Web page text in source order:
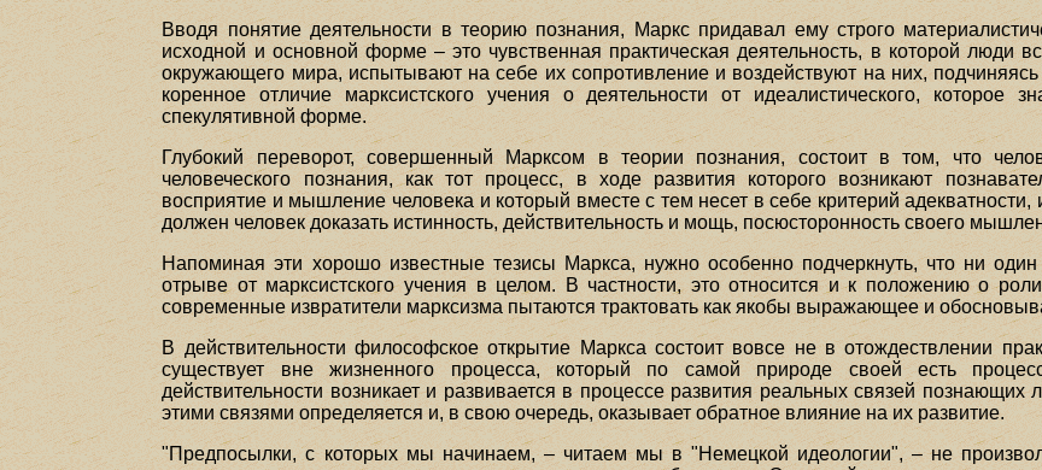
Вводя понятие деятельности в теорию познания, Маркс придавал ему строго
исходной и основной форме – это чувственная практическая деятельность, в которой люди
окружающего мира, испытывают на себе их сопротивление и воздействуют на них,
коренное отличие марксистского учения о деятельности от идеалистического, которое
спекулятивной форме.
Глубокий переворот, совершенный Марксом в теории познания, состоит в том, что
человеческого познания, как тот процесс, в ходе развития которого возникают
восприятие и мышление человека и который вместе с тем несет в себе критерий адекватности,
должен человек доказать истинность, действительность и мощь, посюсторонность своего
Напоминая эти хорошо известные тезисы Маркса, нужно особенно подчеркнуть, что ни
отрыве от марксистского учения в целом. В частности, это относится и к положению о
современные извратители марксизма пытаются трактовать как якобы выражающее и
В действительности философское открытие Маркса состоит вовсе не в отождествлении
существует вне жизненного процесса, который по самой природе своей есть
действительности возникает и развивается в процессе развития реальных связей
этими связями определяется и, в свою очередь, оказывает обратное влияние на их развитие.
"Предпосылки, с которых мы начинаем, – читаем мы в "Немецкой идеологии", – не